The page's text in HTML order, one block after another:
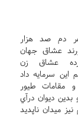
دم صد هزار
عشاق جهان
عشاق زن
اين سرمايه داد
مقامات طيور
ديوان درآي
ميدان ناپديد